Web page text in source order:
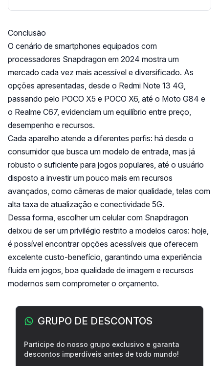
Conclusão
O cenário de smartphones equipados com
processadores Snapdragon em 2024 mostra um
mercado cada vez mais acessível e diversificado. As
opções apresentadas, desde o Redmi Note 13 4G,
passando pelo POCO X5 e POCO X6, até o Moto G84 e
o Realme C67, evidenciam um equilíbrio entre preço,
desempenho e recursos.
Cada aparelho atende a diferentes perfis: há desde o
consumidor que busca um modelo de entrada, mas já
robusto o suficiente para jogos populares, até o usuário
disposto a investir um pouco mais em recursos
avançados, como câmeras de maior qualidade, telas com
alta taxa de atualização e conectividade 5G.
Dessa forma, escolher um celular com Snapdragon
deixou de ser um privilégio restrito a modelos caros: hoje,
é possível encontrar opções acessíveis que oferecem
excelente custo-benefício, garantindo uma experiência
fluida em jogos, boa qualidade de imagem e recursos
modernos sem comprometer o orçamento.
Barra lateral
GRUPO DE DESCONTOS
Participe do nosso grupo exclusivo e garanta
descontos imperdíveis antes de todo mundo!